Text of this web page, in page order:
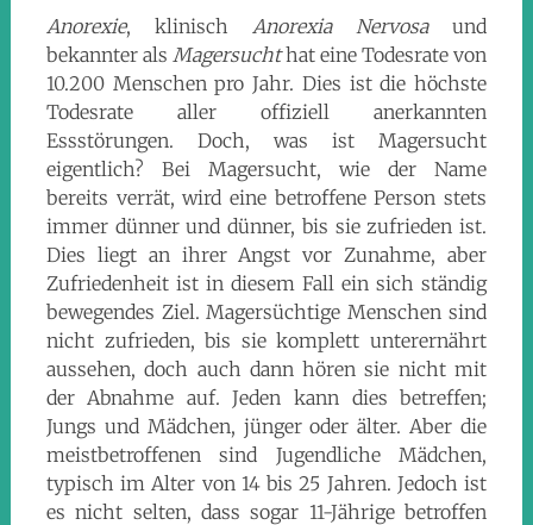
Anorexie, klinisch Anorexia Nervosaund
bekannter als Magersuchthat eine Todesrate von
10.200 Menschen pro Jahr. Dies ist die höchste
Todesrate aller offiziell anerkannten
Essstörungen. Doch, was ist Magersucht
eigentlich? Bei Magersucht, wie der Name
bereits verrät, wird eine betroffene Person stets
immer dünner und dünner, bis sie zufrieden ist.
Dies liegt an ihrer Angst vor Zunahme, aber
Zufriedenheit ist in diesem Fall ein sich ständig
bewegendes Ziel. Magersüchtige Menschen sind
nicht zufrieden, bis sie komplett unterernährt
aussehen, doch auch dann hören sie nicht mit
der Abnahme auf. Jeden kann dies betreffen;
Jungs und Mädchen, jünger oder älter. Aber die
meistbetroffenen sind Jugendliche Mädchen,
typisch im Alter von 14 bis 25 Jahren. Jedoch ist
es nicht selten, dass sogar 11-Jährige betroffen